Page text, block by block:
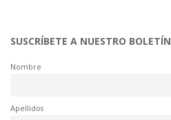
SUSCRÍBETE A NUESTRO BOLETÍN
Nombre
Apellidos